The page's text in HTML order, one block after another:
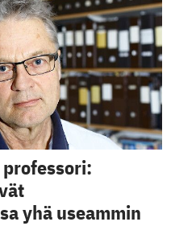
yhä useammin